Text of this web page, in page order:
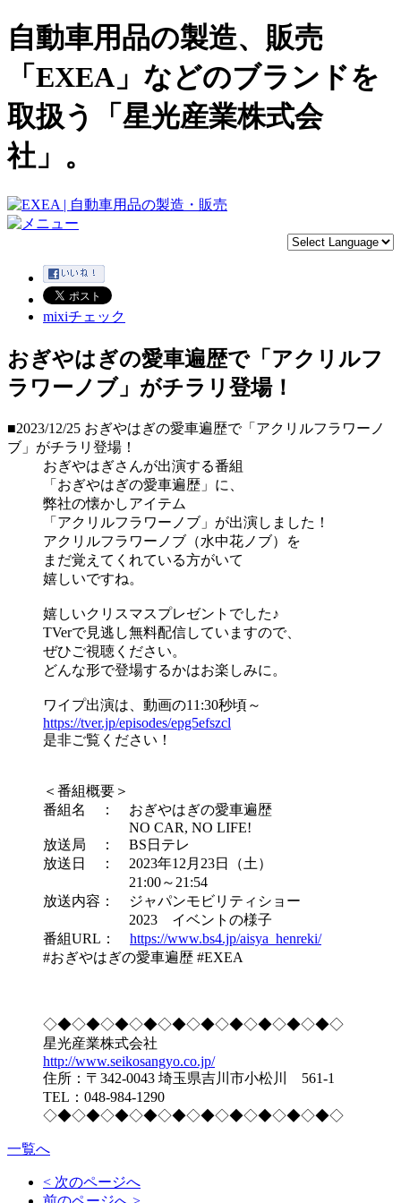
自動車用品の製造、販売
「EXEA」などのブランドを
取扱う「星光産業株式会
社」。
mixiチェック
おぎやはぎの愛車遍歴で「アクリルフ
ラワーノブ」がチラリ登場！
■2023/12/25 おぎやはぎの愛車遍歴で「アクリルフラワーノ
ブ」がチラリ登場！
おぎやはぎさんが出演する番組
「おぎやはぎの愛車遍歴」に、
弊社の懐かしアイテム
「アクリルフラワーノブ」が出演しました！
アクリルフラワーノブ（水中花ノブ）を
まだ覚えてくれている方がいて
嬉しいですね。
嬉しいクリスマスプレゼントでした♪
TVerで見逃し無料配信していますので、
ぜひご視聴ください。
どんな形で登場するかはお楽しみに。
ワイプ出演は、動画の11:30秒頃～
https://tver.jp/episodes/epg5efszcl
是非ご覧ください！
＜番組概要＞
番組名 ： おぎやはぎの愛車遍歴
NO CAR, NO LIFE!
放送局 ： BS日テレ
放送日 ： 2023年12月23日（土）
21:00～21:54
放送内容： ジャパンモビリティショー
2023 イベントの様子
番組URL： https://www.bs4.jp/aisya_henreki/
#おぎやはぎの愛車遍歴 #EXEA
◇◆◇◆◇◆◇◆◇◆◇◆◇◆◇◆◇◆◇◆◇
星光産業株式会社
http://www.seikosangyo.co.jp/
住所：〒342-0043 埼玉県吉川市小松川 561-1
TEL：048-984-1290
◇◆◇◆◇◆◇◆◇◆◇◆◇◆◇◆◇◆◇◆◇
一覧へ
< 次のページへ